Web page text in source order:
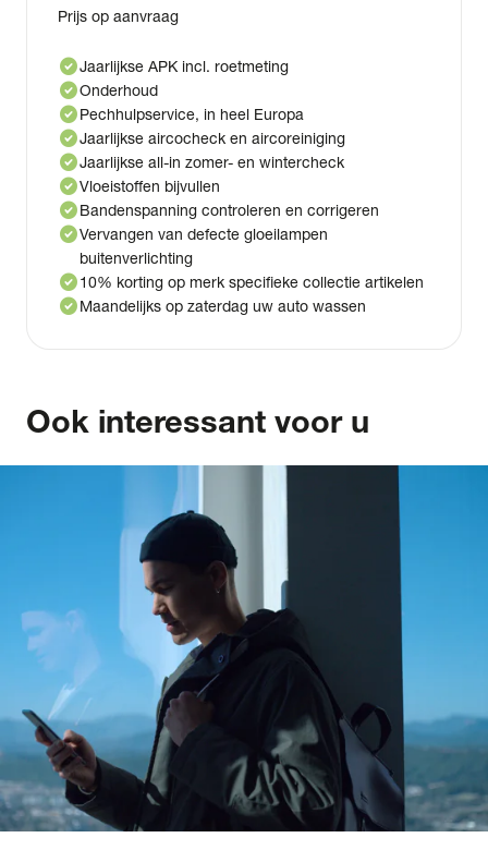
Prijs op aanvraag
check_circleJaarlijkse APK incl. roetmeting
check_circleOnderhoud
check_circlePechhulpservice, in heel Europa
check_circleJaarlijkse aircocheck en aircoreiniging
check_circleJaarlijkse all-in zomer- en wintercheck
check_circleVloeistoffen bijvullen
check_circleBandenspanning controleren en corrigeren
check_circleVervangen van defecte gloeilampen
buitenverlichting
check_circle10% korting op merk specifieke collectie artikelen
check_circleMaandelijks op zaterdag uw auto wassen
Ook interessant voor u